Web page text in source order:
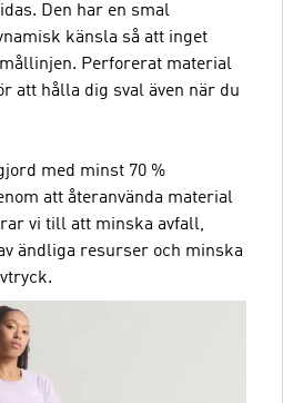
Den har en smal
känsla så att inget
Perforerat material
att hålla dig sval även när du
med minst 70 %
att återanvända material
vi till att minska avfall,
ändliga resurser och minska